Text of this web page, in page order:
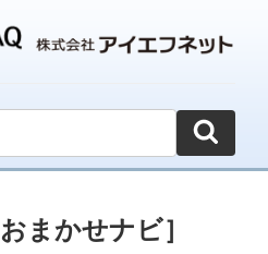
まかせナビ］